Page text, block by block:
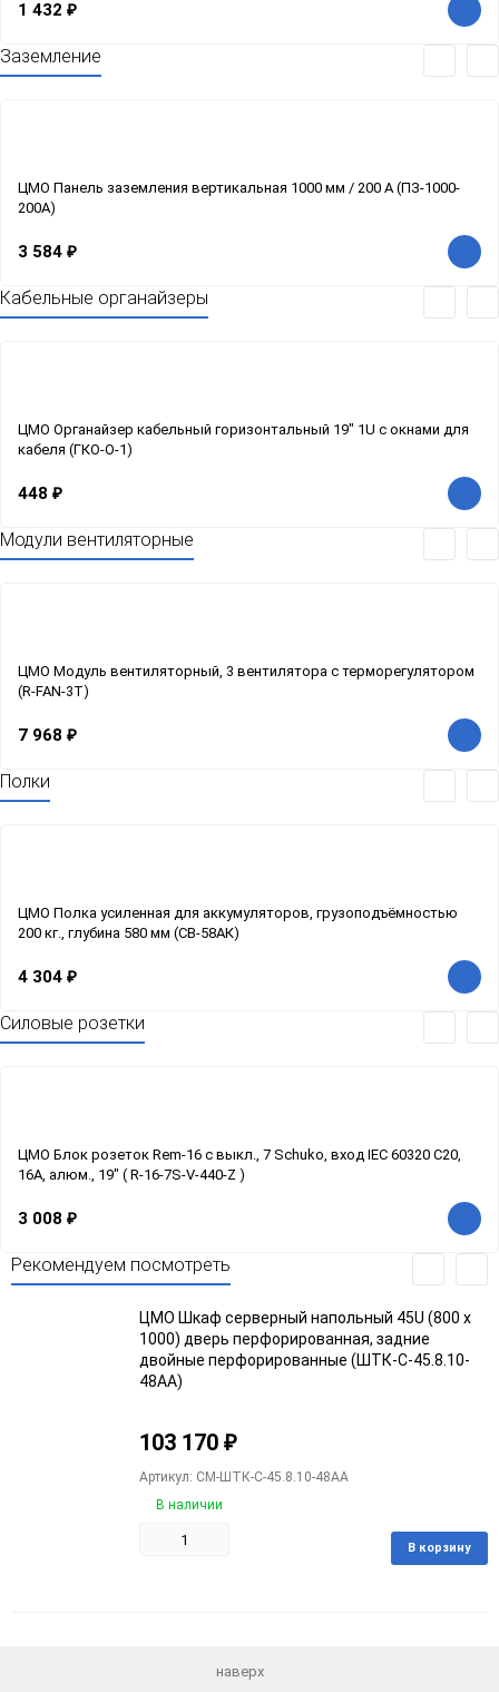
1 432 ₽
Заземление
ЦМО Панель заземления вертикальная 1000 мм / 200 А (ПЗ-1000-
200А)
3 584 ₽
Кабельные органайзеры
ЦМО Органайзер кабельный горизонтальный 19" 1U с окнами для
кабеля (ГКО-О-1)
448 ₽
Модули вентиляторные
ЦМО Модуль вентиляторный, 3 вентилятора с терморегулятором
(R-FAN-3T)
7 968 ₽
Полки
ЦМО Полка усиленная для аккумуляторов, грузоподъёмностью
200 кг., глубина 580 мм (СВ-58АК)
4 304 ₽
Силовые розетки
ЦМО Блок розеток Rem-16 с выкл., 7 Schuko, вход IEC 60320 C20,
16A, алюм., 19" ( R-16-7S-V-440-Z )
3 008 ₽
Рекомендуем посмотреть
ЦМО Шкаф серверный напольный 45U (800 х
1000) дверь перфорированная, задние
двойные перфорированные (ШТК-С-45.8.10-
48АА)
103 170 ₽
Артикул: CM-ШТК-С-45.8.10-48АА
В наличии
В корзину
наверх